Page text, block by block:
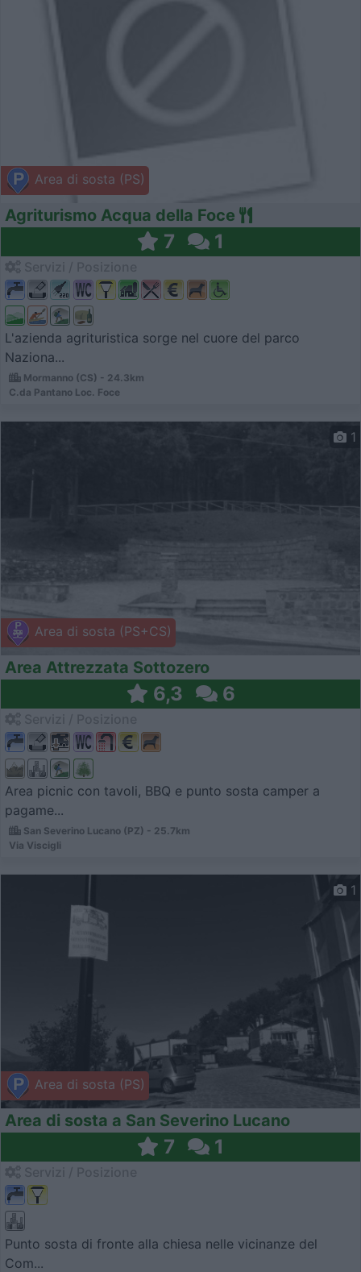
Area di sosta (PS)
Agriturismo Acqua della Foce
7 1
L'azienda agrituristica sorge nel cuore del parco
Naziona...
Mormanno (CS) - 24.3km
C.da Pantano Loc. Foce
Area di sosta (PS+CS)
1
Area Attrezzata Sottozero
6,3 6
Area picnic con tavoli, BBQ e punto sosta camper a
pagame...
San Severino Lucano (PZ) - 25.7km
Via Viscigli
Area di sosta (PS)
1
Area di sosta a San Severino Lucano
7 1
Punto sosta di fronte alla chiesa nelle vicinanze del
Com...